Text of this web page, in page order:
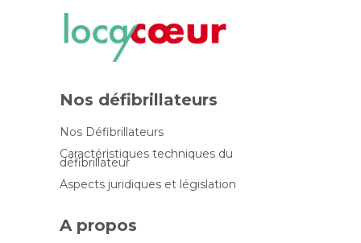
Nos défibrillateurs
Nos Défibrillateurs
Caractéristiques techniques du
défibrillateur
Aspects juridiques et législation
A propos